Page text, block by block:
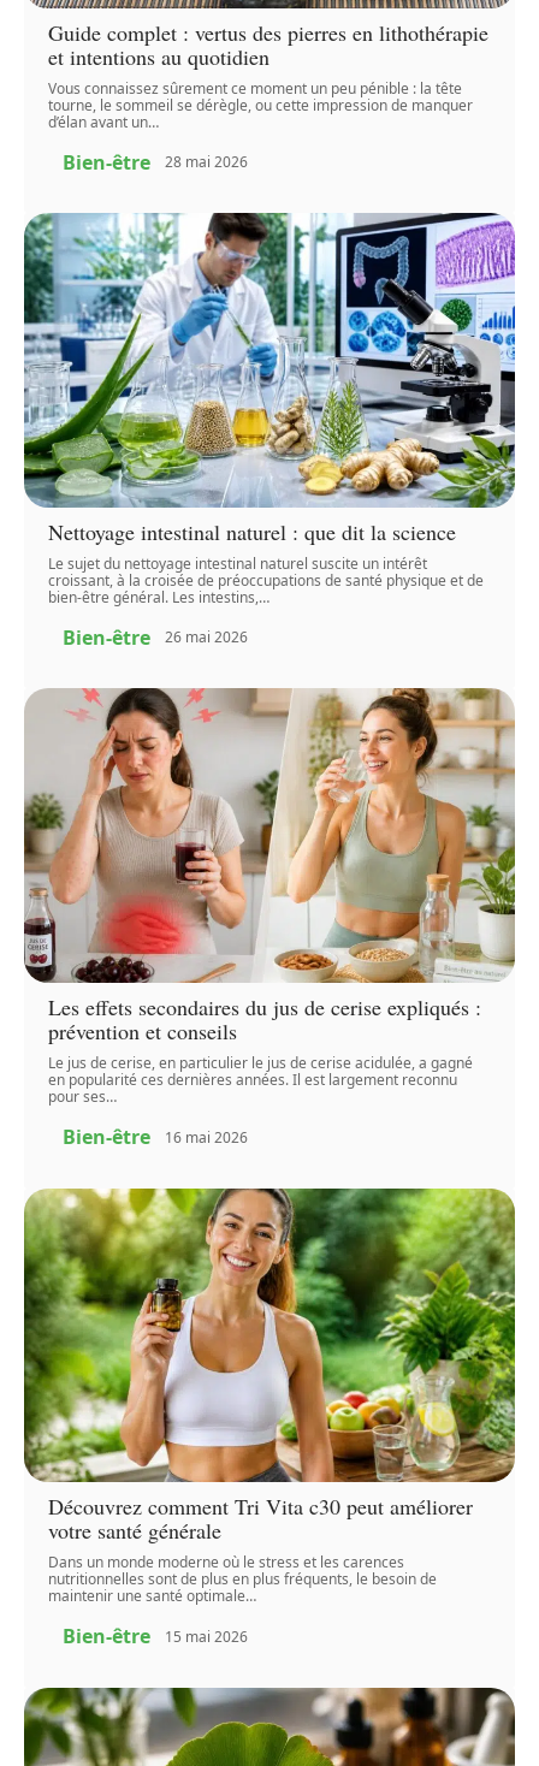
Guide complet : vertus des pierres en lithothérapie
et intentions au quotidien
Vous connaissez sûrement ce moment un peu pénible : la tête
tourne, le sommeil se dérègle, ou cette impression de manquer
d’élan avant un…
Bien-être 28 mai 2026
Nettoyage intestinal naturel : que dit la science
Le sujet du nettoyage intestinal naturel suscite un intérêt
croissant, à la croisée de préoccupations de santé physique et de
bien-être général. Les intestins,…
Bien-être 26 mai 2026
Les effets secondaires du jus de cerise expliqués :
prévention et conseils
Le jus de cerise, en particulier le jus de cerise acidulée, a gagné
en popularité ces dernières années. Il est largement reconnu
pour ses…
Bien-être 16 mai 2026
Découvrez comment Tri Vita c30 peut améliorer
votre santé générale
Dans un monde moderne où le stress et les carences
nutritionnelles sont de plus en plus fréquents, le besoin de
maintenir une santé optimale…
Bien-être 15 mai 2026